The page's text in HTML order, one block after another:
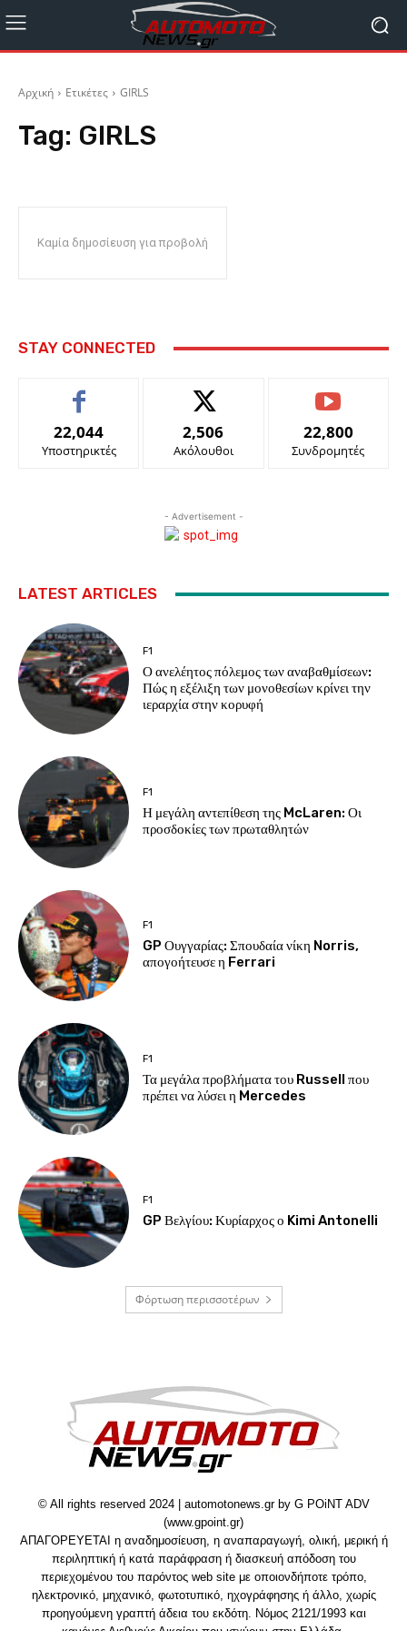
Αρχική Ετικέτες GIRLS
Tag: GIRLS
Καμία δημοσίευση για προβολή
STAY CONNECTED
22,044
Υποστηρικτές
2,506
Ακόλουθοι
22,800
Συνδρομητές
- Advertisement -
LATEST ARTICLES
F1
Ο ανελέητος πόλεμος των αναβαθμίσεων:
Πώς η εξέλιξη των μονοθεσίων κρίνει την
ιεραρχία στην κορυφή
F1
Η μεγάλη αντεπίθεση της McLaren: Οι
προσδοκίες των πρωταθλητών
F1
GP Ουγγαρίας: Σπουδαία νίκη Norris,
απογοήτευσε η Ferrari
F1
Τα μεγάλα προβλήματα του Russell που
πρέπει να λύσει η Mercedes
F1
GP Βελγίου: Κυρίαρχος ο Kimi Antonelli
Φόρτωση περισσοτέρων
© All rights reserved 2024 | automotonews.gr by G POiNT ADV
(www.gpoint.gr)
ΑΠΑΓΟΡΕΥΕΤΑΙ η αναδημοσίευση, η αναπαραγωγή, ολική, μερική ή
περιληπτική ή κατά παράφραση ή διασκευή απόδοση του
περιεχομένου του παρόντος web site με οποιονδήποτε τρόπο,
ηλεκτρονικό, μηχανικό, φωτοτυπικό, ηχογράφησης ή άλλο, χωρίς
προηγούμενη γραπτή άδεια του εκδότη. Νόμος 2121/1993 και